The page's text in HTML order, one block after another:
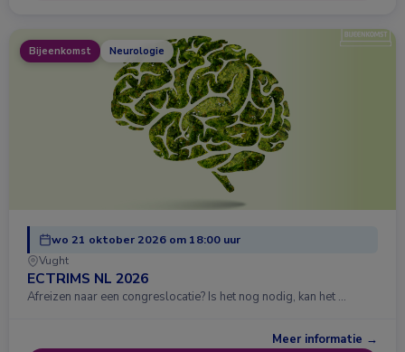
Bijeenkomst Neurologie
wo 21 oktober 2026 om 18:00 uur
Vught
ECTRIMS NL 2026
Afreizen naar een congreslocatie? Is het nog nodig, kan het …
Meer informatie →